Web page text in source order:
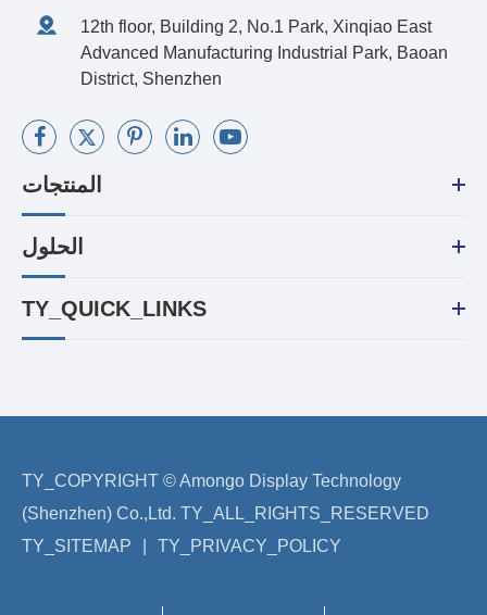
12th floor, Building 2, No.1 Park, Xinqiao East
Advanced Manufacturing Industrial Park, Baoan
District, Shenzhen
المنتجات
الحلول
TY_QUICK_LINKS
TY_COPYRIGHT ©Amongo Display Technology
(Shenzhen) Co.,Ltd. TY_ALL_RIGHTS_RESERVED
TY_SITEMAP
TY_PRIVACY_POLICY